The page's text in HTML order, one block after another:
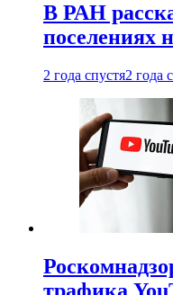
В РАН
поселениях
2 года спустя2 года